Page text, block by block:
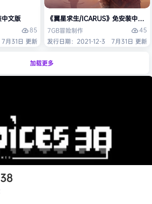
文版
85
7月31日 更新
《翼星求生/ICARUS》免安装中文版
7GB冒险制作
45
发行日期：2021-12-3
7月31日 更新
加载更多